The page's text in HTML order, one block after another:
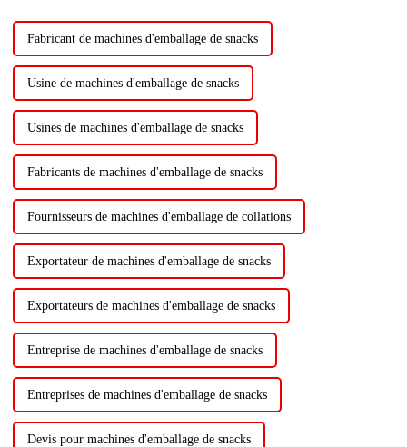
Fabricant de machines d'emballage de snacks
Usine de machines d'emballage de snacks
Usines de machines d'emballage de snacks
Fabricants de machines d'emballage de snacks
Fournisseurs de machines d'emballage de collations
Exportateur de machines d'emballage de snacks
Exportateurs de machines d'emballage de snacks
Entreprise de machines d'emballage de snacks
Entreprises de machines d'emballage de snacks
Devis pour machines d'emballage de snacks